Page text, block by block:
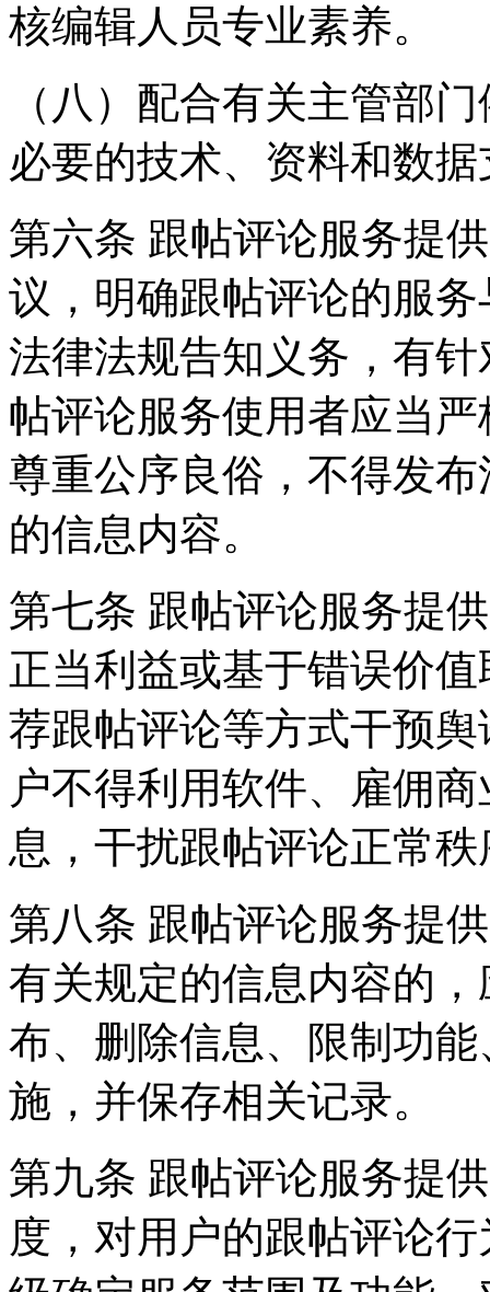
核编辑人员专业素养。
（八）配合有关主管部
必要的技术、资料和数
第六条 跟帖评论服务提
议，明确跟帖评论的服
法律法规告知义务，有
帖评论服务使用者应当
尊重公序良俗，不得发
的信息内容。
第七条 跟帖评论服务提
正当利益或基于错误价
荐跟帖评论等方式干预
户不得利用软件、雇佣
息，干扰跟帖评论正常
第八条 跟帖评论服务提
有关规定的信息内容的
布、删除信息、限制功
施，并保存相关记录。
第九条 跟帖评论服务提
度，对用户的跟帖评论